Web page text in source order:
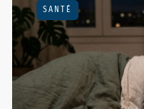
SANTÉ